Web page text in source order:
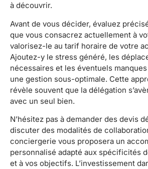
à découvrir.
Avant de vous décider, évaluez
que vous consacrez actuellement à
valorisez-le au tarif horaire de votre
Ajoutez-y le stress généré, les
nécessaires et les éventuels
une gestion sous-optimale. Cette
révèle souvent que la délégation
avec un seul bien.
N’hésitez pas à demander des devis
discuter des modalités de
conciergerie vous proposera un
personnalisé adapté aux spécificités
et à vos objectifs. L’investissement